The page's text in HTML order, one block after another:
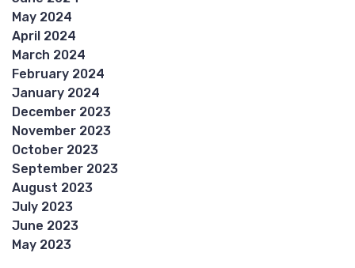
May 2024
April 2024
March 2024
February 2024
January 2024
December 2023
November 2023
October 2023
September 2023
August 2023
July 2023
June 2023
May 2023